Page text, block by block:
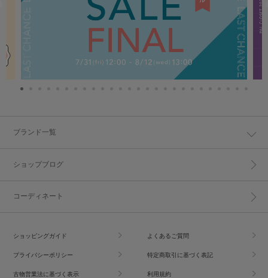
ブランド一覧
ショップブログ
コーディネート
ショッピングガイド よくあるご質問
プライバシーポリシー 特定商取引に基づく表記
古物営業法に基づく表示 利用規約